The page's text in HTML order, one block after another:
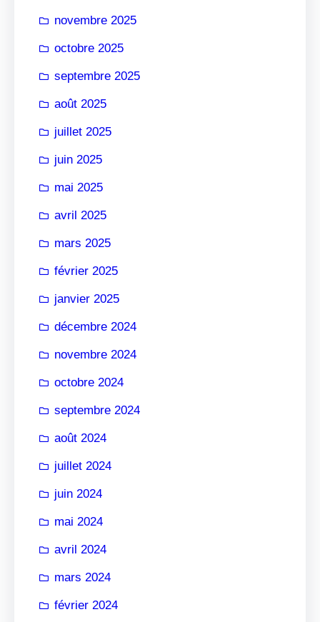
novembre 2025
octobre 2025
septembre 2025
août 2025
juillet 2025
juin 2025
mai 2025
avril 2025
mars 2025
février 2025
janvier 2025
décembre 2024
novembre 2024
octobre 2024
septembre 2024
août 2024
juillet 2024
juin 2024
mai 2024
avril 2024
mars 2024
février 2024